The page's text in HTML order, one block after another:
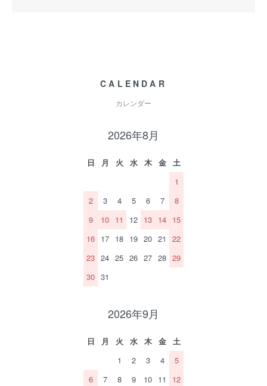
CALENDAR
カレンダー
2026年8月
日 月 火 水 木 金
土
1
2
3 4 5 6 7
8
9
10 11 12 13 14 15
16 17 18 19 20 21
22
23 24 25 26 27 28 29
30 31
2026年9月
日 月 火 水 木 金
土
1
2 3 4
5
6
7 8 9 10 11
12